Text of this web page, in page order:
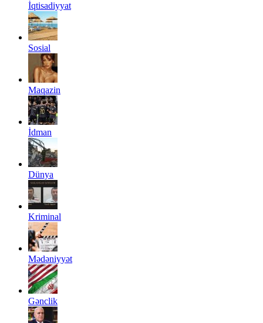
İqtisadiyyat
Sosial
Maqazin
İdman
Dünya
Kriminal
Mədəniyyət
Gənclik